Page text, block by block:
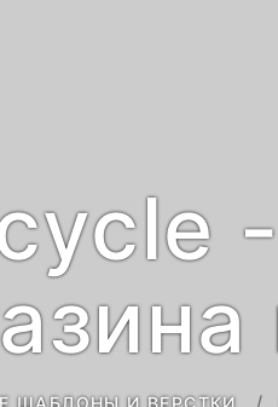
ШАБЛОНЫ И ВЕРСТКИ